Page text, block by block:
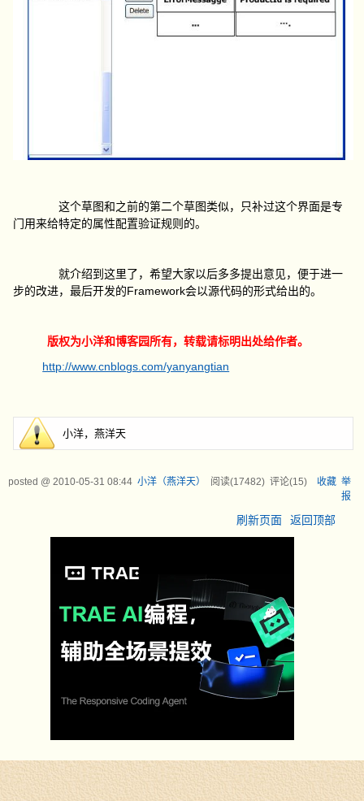
这个草图和之前的第二个草图类似，只补过这个界面是专
门用来给特定的属性配置验证规则的。
就介绍到这里了，希望大家以后多多提出意见，便于进一
步的改进，最后开发的Framework会以源代码的形式给出的。
版权为小洋和博客园所有，转载请标明出处给作者。
http://www.cnblogs.com/yanyangtian
小洋，燕洋天
posted @ 2010-05-31 08:44 小洋（燕洋天） 阅读(17482) 评论(15) 收藏 举
报
刷新页面 返回顶部